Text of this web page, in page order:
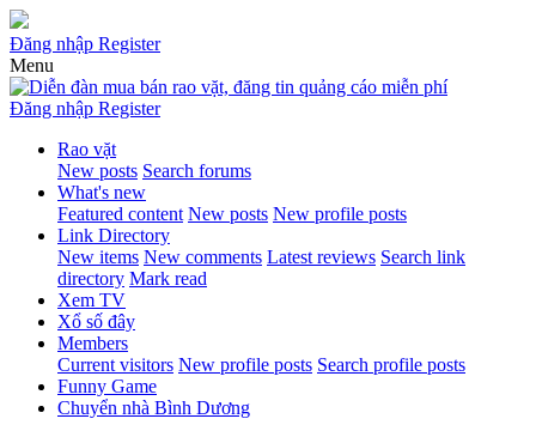
Đăng nhập Register
Menu
Đăng nhập Register
Rao vặt
New posts Search forums
What's new
Featured content New posts New profile posts
Link Directory
New items New comments Latest reviews Search link
directory Mark read
Xem TV
Xổ số đây
Members
Current visitors New profile posts Search profile posts
Funny Game
Chuyển nhà Bình Dương